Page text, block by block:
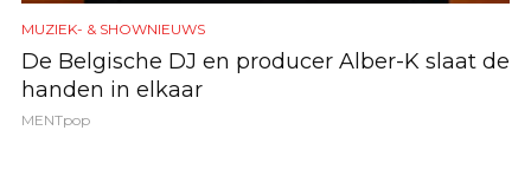
MUZIEK- & SHOWNIEUWS
De Belgische DJ en producer Alber-K slaat de
handen in elkaar
MENTpop